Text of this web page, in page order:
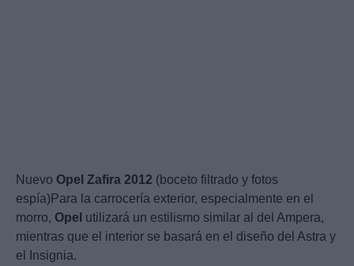
Nuevo Opel Zafira 2012 (boceto filtrado y fotos
espía)Para la carrocería exterior, especialmente en el
morro, Opel utilizará un estilismo similar al del Ampera,
mientras que el interior se basará en el diseño del Astra y
el Insignia.